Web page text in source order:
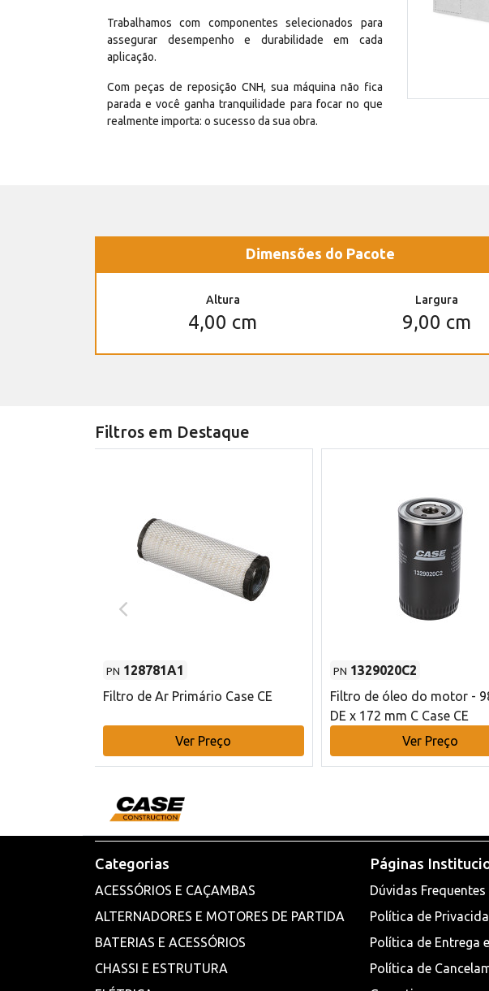
Trabalhamos com componentes selecionados para
assegurar desempenho e durabilidade em cada
aplicação.
Com peças de reposição CNH, sua máquina não fica
parada e você ganha tranquilidade para focar no que
realmente importa: o sucesso da sua obra.
Dimensões do Pacote
Altura
4,00 cm
Largura
9,00 cm
Filtros em Destaque
PN 128781A1
Filtro de Ar Primário Case CE
Ver Preço
PN 1329020C2
Filtro de óleo do motor -
DE x 172 mm C Case CE
Ver Preço
Categorias
ACESSÓRIOS E CAÇAMBAS
ALTERNADORES E MOTORES DE PARTIDA
BATERIAS E ACESSÓRIOS
CHASSI E ESTRUTURA
Páginas
Dúvidas Frequentes
Política de
Política de Entrega
Política de